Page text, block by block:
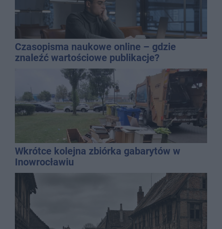
Czasopisma naukowe online – gdzie
znaleźć wartościowe publikacje?
Wkrótce kolejna zbiórka gabarytów w
Inowrocławiu